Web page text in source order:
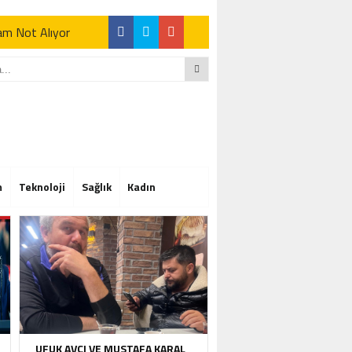
Not Alıyor
Not Alıyor
Teknoloji Sağlık Kadın
UFUK AVCI VE MUSTAFA KARAL